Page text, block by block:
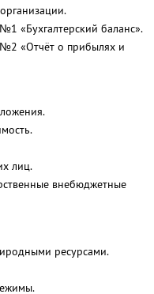
«Бухгалтерский баланс».
«Отчёт о прибылях и
лиц.
внебюджетные
ресурсами.